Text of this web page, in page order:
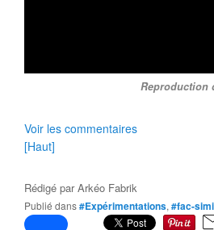
Reproduction
Voir les commentaires
[Haut]
Rédigé parArkéo Fabrik
Publié dans#Expérimentations, #fac-